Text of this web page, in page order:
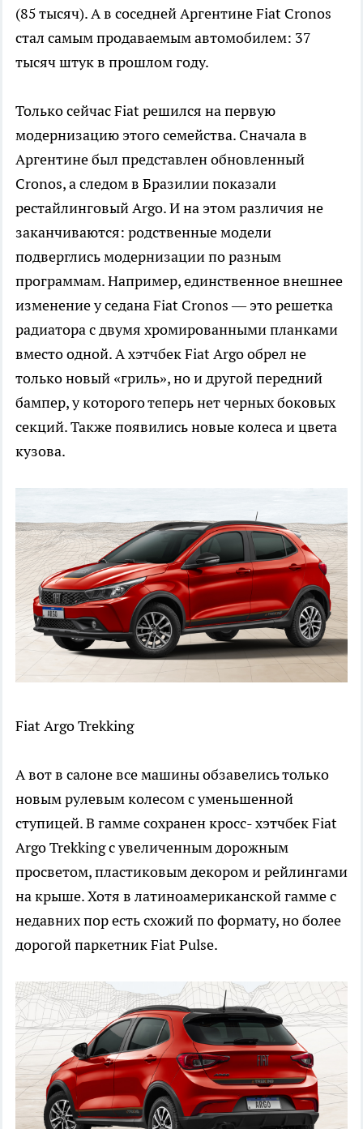
(85 тысяч). А в соседней Аргентине Fiat Cronos
стал самым продаваемым автомобилем: 37
тысяч штук в прошлом году.
Только сейчас Fiat решился на первую
модернизацию этого семейства. Сначала в
Аргентине был представлен обновленный
Cronos, а следом в Бразилии показали
рестайлинговый Argo. И на этом различия не
заканчиваются: родственные модели
подверглись модернизации по разным
программам. Например, единственное внешнее
изменение у седана Fiat Cronos — это решетка
радиатора с двумя хромированными планками
вместо одной. А хэтчбек Fiat Argo обрел не
только новый «гриль», но и другой передний
бампер, у которого теперь нет черных боковых
секций. Также появились новые колеса и цвета
кузова.
Fiat Argo Trekking
А вот в салоне все машины обзавелись только
новым рулевым колесом с уменьшенной
ступицей. В гамме сохранен кросс- хэтчбек Fiat
Argo Trekking с увеличенным дорожным
просветом, пластиковым декором и рейлингами
на крыше. Хотя в латиноамериканской гамме с
недавних пор есть схожий по формату, но более
дорогой паркетник Fiat Pulse.